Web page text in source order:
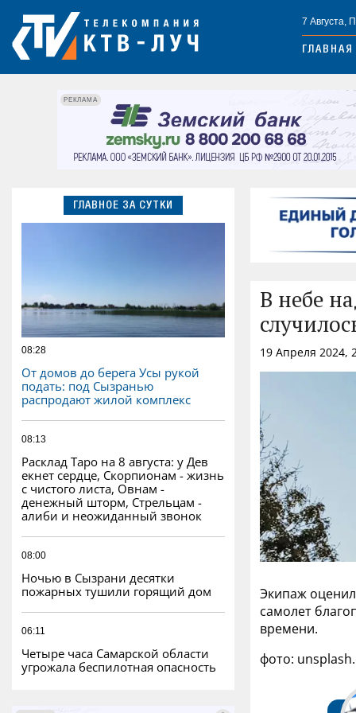
7 Августа,
ГЛАВНАЯ
РЕКЛАМА
ГЛАВНОЕ ЗА СУТКИ
08:28
От домов до берега Усы рукой
подать: под Сызранью
распродают жилой комплекс
08:13
Расклад Таро на 8 августа: у Дев
екнет сердце, Скорпионам - жизнь
с чистого листа, Овнам -
денежный шторм, Стрельцам -
алиби и неожиданный звонок
08:00
Ночью в Сызрани десятки
пожарных тушили горящий дом
06:11
Четыре часа Самарской области
угрожала беспилотная опасность
В небе
19 Апреля 2024,
Экипаж
самолет
времени.
фото: